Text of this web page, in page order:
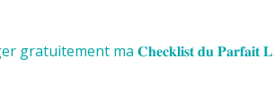
gratuitement ma 𝐂𝐡𝐞𝐜𝐤𝐥𝐢𝐬𝐭 𝐝𝐮